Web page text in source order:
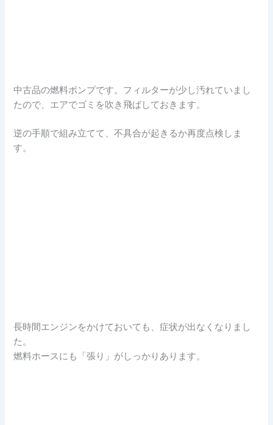
中古品の燃料ポンプです。フィルターが少し汚れていまし
たので、エアでゴミを吹き飛ばしておきます。
逆の手順で組み立てて、不具合が起きるか再度点検しま
す。
長時間エンジンをかけておいても、症状が出なくなりまし
た。
燃料ホースにも「張り」がしっかりあります。